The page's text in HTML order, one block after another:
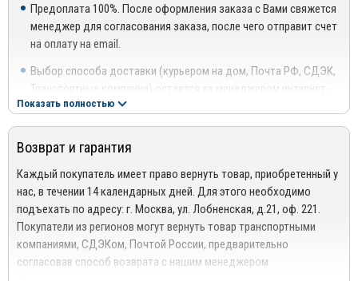
международным стандартам и нормам.
Технологические особенности и производственные мощности
Производственные мощности предприятия располагаются в
промышленной зоне города. Общая площадь рабочей зоны
составляет 3000 кв.м. Цеха оснащены согласно действующим
нормам и стандартам, которые регламентируются требованиями
на современном высокотехнологичном оборудовании с
применением инновационных технологий. Такой подход в
сочетании с жестким контролем качества гарантирует высокую
точность и исключительное качество каждой единицы
продукции.
Предоплата 100%. После оформления заказа с Вами свяжется
менеджер для согласования заказа, после чего отправит счет
на оплату на email.
Выбор способа доставки (курьером на дом, Почта РФ, СДЭК,
Транспортные компании) остается за менеджером интернет-
магазина.
Для уточнения наличия товара на складе, Вы можете оформить
заказ, либо связаться с нашим менеджером по телефонам +7
(495) 162-90-92, +7 (800) 250-01-76, либо по email:
sales@mirdopov.ru
Показать полностью
Возврат и гарантия
Каждый покупатель имеет право вернуть товар, приобретенный у
нас, в течении 14 календарных дней. Для этого необходимо
подъехать по адресу: г. Москва, ул. Лобненская, д.21, оф. 221.
Покупатели из регионов могут вернуть товар транспортными
компаниями, СДЭКом, Почтой России, предварительно
согласовав способ возврата с нашим менеджером.